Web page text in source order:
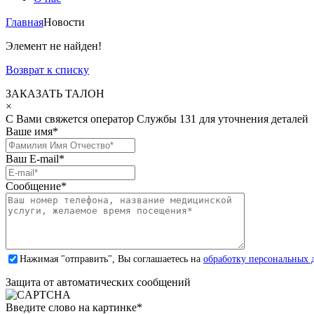
ГлавнаяНовости
Элемент не найден!
Возврат к списку
ЗАКАЗАТЬ ТАЛОН
×
С Вами свяжется оператор Службы 131 для уточнения деталей
Ваше имя*
Ваш E-mail*
Сообщение*
Нажимая "отправить", Вы соглашаетесь на обработку персональных
Защита от автоматических сообщений
Введите слово на картинке*